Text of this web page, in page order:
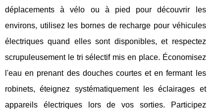
déplacements à vélo ou à pied pour découvrir les
environs, utilisez les bornes de recharge pour véhicules
électriques quand elles sont disponibles, et respectez
scrupuleusement le tri sélectif mis en place. Économisez
l'eau en prenant des douches courtes et en fermant les
robinets, éteignez systématiquement les éclairages et
appareils électriques lors de vos sorties. Participez